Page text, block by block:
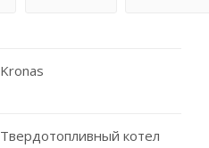
Kronas
Твердотопливный котел